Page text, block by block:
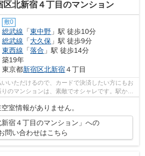
区北新宿４丁目のマンション
敷0
総武線 「東中野 」駅 徒歩10分
総武線 「大久保 」駅 徒歩9分
東西線 「落合 」駅 徒歩14分
築19年
東京都新宿区北新宿４丁目
いただけるので、カードで決済したい方にもお
のマンションは、素敵でオシャレです。駅から
室情報がありません。
新宿４丁目のマンション」への
問い合わせはこちら